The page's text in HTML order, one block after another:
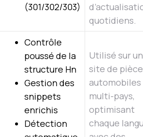
(301/302/303)
quotidiens.
Contrôle
poussé de la
structure Hn
Gestion des
snippets
enrichis
Détection
Utilisé sur un
site de
automobiles
multi-pays,
optimisant
chaque